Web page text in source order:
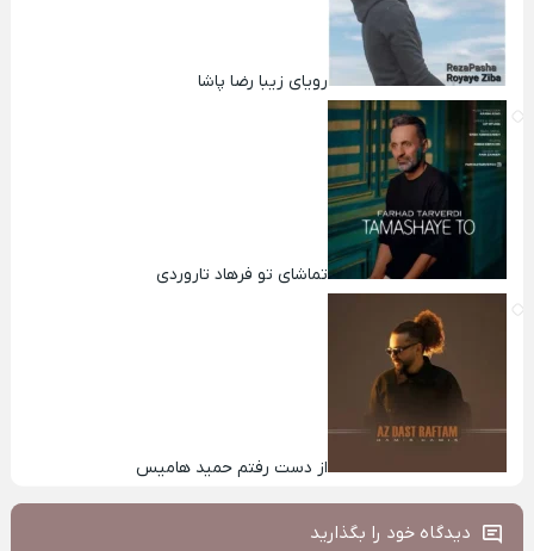
رویای زیبا رضا پاشا
تماشای تو فرهاد تاروردی
از دست رفتم حمید هامیس
دیدگاه خود را بگذارید